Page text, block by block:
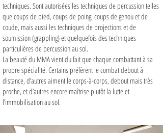
techniques. Sont autorisées les techniques de percussion telles
que coups de pied, coups de poing, coups de genou et de
coude, mais aussi les techniques de projections et de
soumission (grappling) et quelquefois des techniques
particulières de percussion au sol.
La beauté du MMA vient du fait que chaque combattant à sa
propre spécialité. Certains préfèrent le combat debout à
distance, d’autres aiment le corps-à-corps, debout mais très
proche, et d’autres encore maîtrise plutôt la lutte et
l’immobilisation au sol.